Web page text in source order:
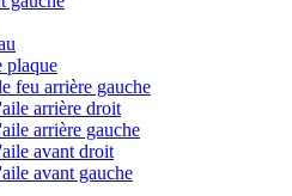
plaque
feu arrière gauche
arrière droit
arrière gauche
avant droit
avant gauche